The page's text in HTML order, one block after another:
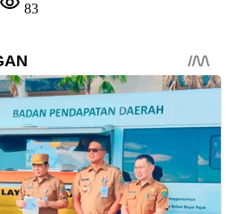
83